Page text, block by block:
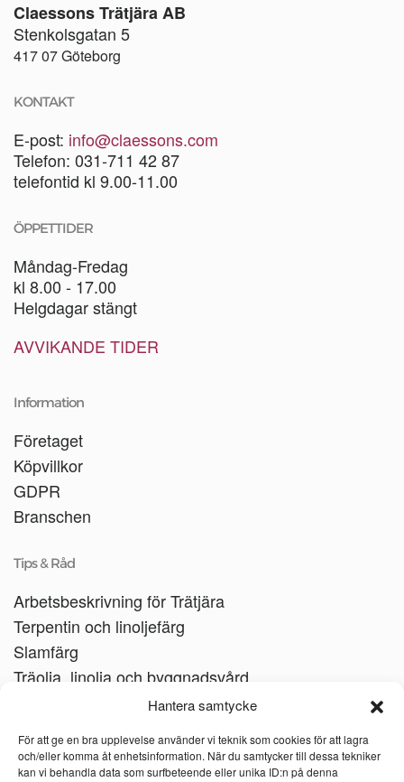
Hantera samtycke
För att ge en bra upplevelse använder vi teknik som cookies för att lagra
och/eller komma åt enhetsinformation. När du samtycker till dessa tekniker
kan vi behandla data som surfbeteende eller unika ID:n på denna
Claessons Trätjära AB
Stenkolsgatan 5
417 07 Göteborg
KONTAKT
E-post: info@claessons.com
Telefon: 031-711 42 87
telefontid kl 9.00-11.00
ÖPPETTIDER
Måndag-Fredag
kl 8.00 - 17.00
Helgdagar stängt
AVVIKANDE TIDER
Information
Företaget
Köpvillkor
GDPR
Branschen
Tips & Råd
Arbetsbeskrivning för Trätjära
Terpentin och linoljefärg
Slamfärg
Träolja, linolja och byggnadsvård